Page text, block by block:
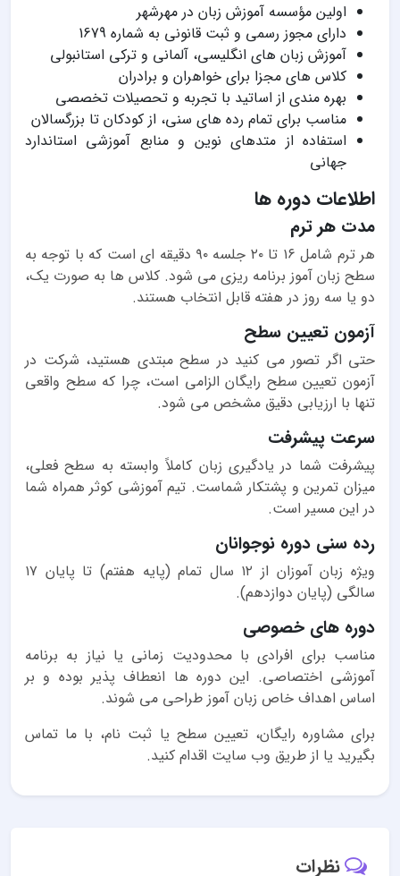
اولین مؤسسه آموزش زبان در مهرشهر
دارای مجوز رسمی و ثبت قانونی به شماره 1679
آموزش زبان های انگلیسی، آلمانی و ترکی استانبولی
کلاس های مجزا برای خواهران و برادران
بهره مندی از اساتید با تجربه و تحصیلات تخصصی
مناسب برای تمام رده های سنی، از کودکان تا بزرگسالان
استفاده از متدهای نوین و منابع آموزشی استاندارد
جهانی
اطلاعات دوره ها
مدت هر ترم
هر ترم شامل ۱۶ تا ۲۰ جلسه ۹۰ دقیقه ای است که با توجه به
سطح زبان آموز برنامه ریزی می شود. کلاس ها به صورت یک،
دو یا سه روز در هفته قابل انتخاب هستند.
آزمون تعیین سطح
حتی اگر تصور می کنید در سطح مبتدی هستید، شرکت در
آزمون تعیین سطح رایگان الزامی است، چرا که سطح واقعی
تنها با ارزیابی دقیق مشخص می شود.
سرعت پیشرفت
پیشرفت شما در یادگیری زبان کاملاً وابسته به سطح فعلی،
میزان تمرین و پشتکار شماست. تیم آموزشی کوثر همراه شما
در این مسیر است.
رده سنی دوره نوجوانان
ویژه زبان آموزان از ۱۲ سال تمام (پایه هفتم) تا پایان ۱۷
سالگی (پایان دوازدهم).
دوره های خصوصی
مناسب برای افرادی با محدودیت زمانی یا نیاز به برنامه
آموزشی اختصاصی. این دوره ها انعطاف پذیر بوده و بر
اساس اهداف خاص زبان آموز طراحی می شوند.
برای مشاوره رایگان، تعیین سطح یا ثبت نام، با ما تماس
بگیرید یا از طریق وب سایت اقدام کنید.
نظرات